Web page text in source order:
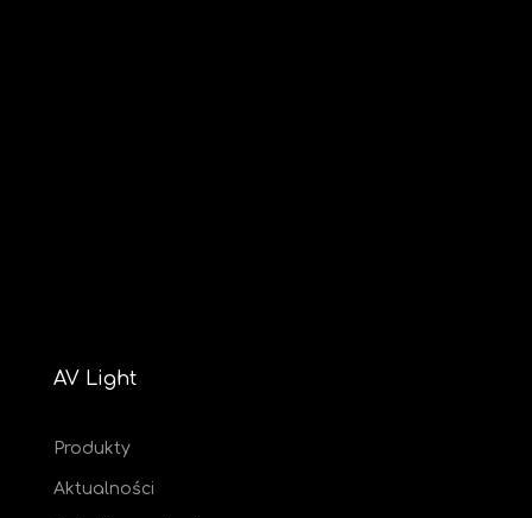
AV Light
Produkty
Aktualności